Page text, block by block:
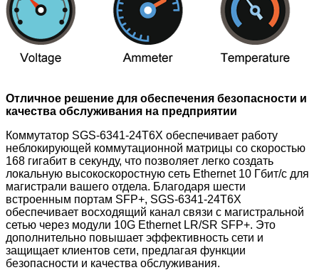
Отличное решение для обеспечения безопасности и
качества обслуживания на предприятии
Коммутатор SGS-6341-24T6X обеспечивает работу
неблокирующей коммутационной матрицы со скоростью
168 гигабит в секунду, что позволяет легко создать
локальную высокоскоростную сеть Ethernet 10 Гбит/с для
магистрали вашего отдела. Благодаря шести
встроенным портам SFP+, SGS-6341-24T6X
обеспечивает восходящий канал связи с магистральной
сетью через модули 10G Ethernet LR/SR SFP+. Это
дополнительно повышает эффективность сети и
защищает клиентов сети, предлагая функции
безопасности и качества обслуживания.